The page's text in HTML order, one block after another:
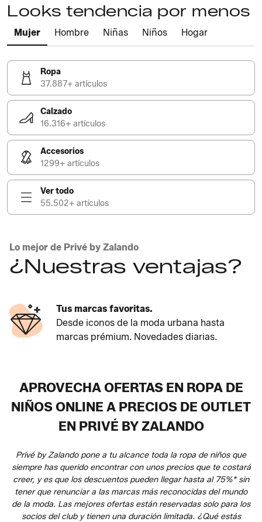
Looks tendencia por menos
Mujer Hombre Niñas Niños Hogar
Ropa
37.887+ artículos
Calzado
16.316+ artículos
Accesorios
1299+ artículos
Ver todo
55.502+ artículos
Lo mejor de Privé by Zalando
¿Nuestras ventajas?
Tus marcas favoritas.
Desde iconos de la moda urbana hasta
marcas prémium. Novedades diarias.
APROVECHA OFERTAS EN ROPA DE
NIÑOS ONLINE A PRECIOS DE OUTLET
EN PRIVÉ BY ZALANDO
Privé by Zalando pone a tu alcance toda la ropa de niños que
siempre has querido encontrar con unos precios que te costará
creer, y es que los descuentos pueden llegar hasta al 75%* sin
tener que renunciar a las marcas más reconocidas del mundo
de la moda. Las mejores ofertas están reservadas solo para los
socios del club y tienen una duración limitada. ¿Qué estás